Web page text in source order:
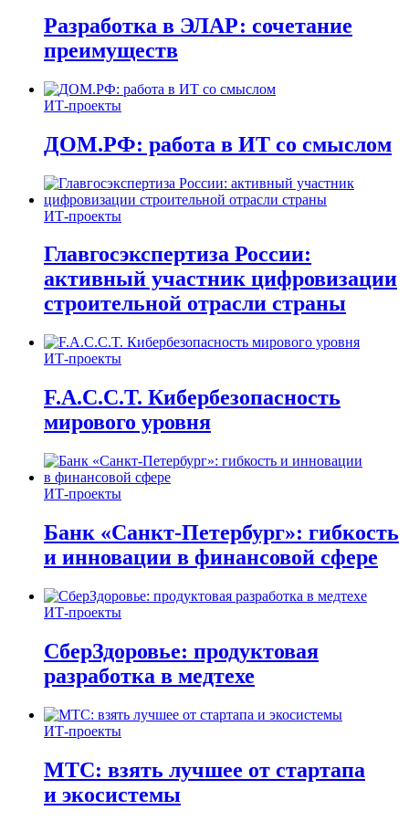
Разработка в ЭЛАР: сочетание
преимуществ
ИТ-проекты
ДОМ.РФ: работа в ИТ со смыслом
ИТ-проекты
Главгосэкспертиза России:
активный участник цифровизации
строительной отрасли страны
ИТ-проекты
F.A.C.C.T. Кибербезопасность
мирового уровня
ИТ-проекты
Банк «Санкт-Петербург»: гибкость
и инновации в финансовой сфере
ИТ-проекты
СберЗдоровье: продуктовая
разработка в медтехе
ИТ-проекты
МТС: взять лучшее от стартапа
и экосистемы